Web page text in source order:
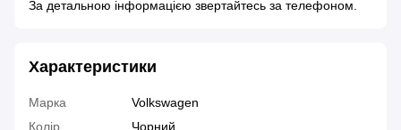
За детальною інформацією звертайтесь за телефоном.
Характеристики
Марка
Volkswagen
Колір
Чорний